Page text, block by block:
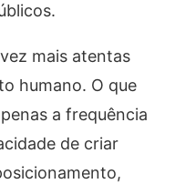
mais atentas
humano. O que
a frequência
de criar